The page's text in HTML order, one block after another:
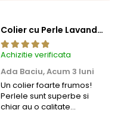
Colier cu Perle Lavanda la Baza Gatului, de 4-5 mm, Perle Rare, Calitate AAA+, Aur 14K | KASKADDA®
Achizitie verificata
Ada Baciu,Acum 3 luni
Un colier foarte frumos!
Perlele sunt superbe si
chiar au o calitate